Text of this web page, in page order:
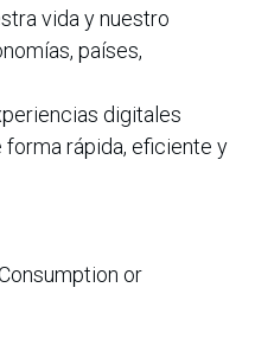
vida y nuestro
países,
digitales
forma rápida, eficiente y
or